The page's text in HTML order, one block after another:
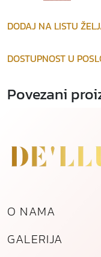
o
p
l
o
e
i
DODAJ NA LISTU
DOSTUPNOST U
Povezani
O NAMA
GALERIJA